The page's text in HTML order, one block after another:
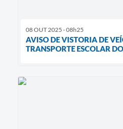
08 OUT 2025 - 08h25
AVISO DE VISTORIA DE
TRANSPORTE ESCOLAR